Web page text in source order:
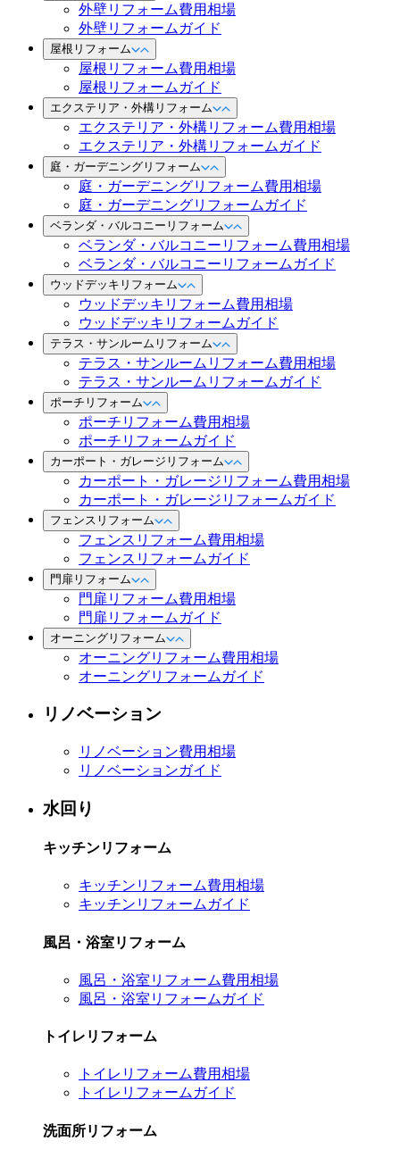
外壁リフォーム費用相場
外壁リフォームガイド
屋根リフォーム
屋根リフォーム費用相場
屋根リフォームガイド
エクステリア・外構リフォーム
エクステリア・外構リフォーム費用相場
エクステリア・外構リフォームガイド
庭・ガーデニングリフォーム
庭・ガーデニングリフォーム費用相場
庭・ガーデニングリフォームガイド
ベランダ・バルコニーリフォーム
ベランダ・バルコニーリフォーム費用相場
ベランダ・バルコニーリフォームガイド
ウッドデッキリフォーム
ウッドデッキリフォーム費用相場
ウッドデッキリフォームガイド
テラス・サンルームリフォーム
テラス・サンルームリフォーム費用相場
テラス・サンルームリフォームガイド
ポーチリフォーム
ポーチリフォーム費用相場
ポーチリフォームガイド
カーポート・ガレージリフォーム
カーポート・ガレージリフォーム費用相場
カーポート・ガレージリフォームガイド
フェンスリフォーム
フェンスリフォーム費用相場
フェンスリフォームガイド
門扉リフォーム
門扉リフォーム費用相場
門扉リフォームガイド
オーニングリフォーム
オーニングリフォーム費用相場
オーニングリフォームガイド
リノベーション
リノベーション費用相場
リノベーションガイド
水回り
キッチンリフォーム
キッチンリフォーム費用相場
キッチンリフォームガイド
風呂・浴室リフォーム
風呂・浴室リフォーム費用相場
風呂・浴室リフォームガイド
トイレリフォーム
トイレリフォーム費用相場
トイレリフォームガイド
洗面所リフォーム